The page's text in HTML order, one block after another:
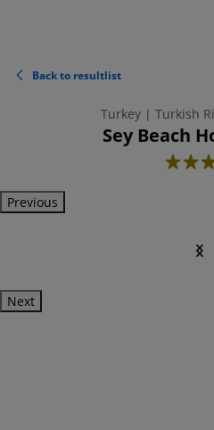
Back to resultlist
Turkey | Turkish
Sey Beach
4
Previous
Next